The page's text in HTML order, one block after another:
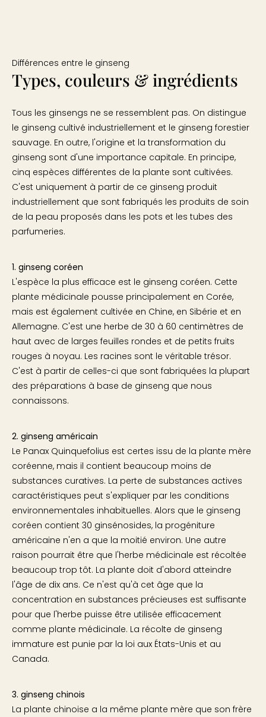
Différences entre le ginseng
Types, couleurs & ingrédients
Tous les ginsengs ne se ressemblent pas. On distingue
le ginseng cultivé industriellement et le ginseng forestier
sauvage. En outre, l'origine et la transformation du
ginseng sont d'une importance capitale. En principe,
cinq espèces différentes de la plante sont cultivées.
C'est uniquement à partir de ce ginseng produit
industriellement que sont fabriqués les produits de soin
de la peau proposés dans les pots et les tubes des
parfumeries.
1. ginseng coréen
L'espèce la plus efficace est le ginseng coréen. Cette
plante médicinale pousse principalement en Corée,
mais est également cultivée en Chine, en Sibérie et en
Allemagne. C'est une herbe de 30 à 60 centimètres de
haut avec de larges feuilles rondes et de petits fruits
rouges à noyau. Les racines sont le véritable trésor.
C'est à partir de celles-ci que sont fabriquées la plupart
des préparations à base de ginseng que nous
connaissons.
2. ginseng américain
Le Panax Quinquefolius est certes issu de la plante mère
coréenne, mais il contient beaucoup moins de
substances curatives. La perte de substances actives
caractéristiques peut s'expliquer par les conditions
environnementales inhabituelles. Alors que le ginseng
coréen contient 30 ginsénosides, la progéniture
américaine n'en a que la moitié environ. Une autre
raison pourrait être que l'herbe médicinale est récoltée
beaucoup trop tôt. La plante doit d'abord atteindre
l'âge de dix ans. Ce n'est qu'à cet âge que la
concentration en substances précieuses est suffisante
pour que l'herbe puisse être utilisée efficacement
comme plante médicinale. La récolte de ginseng
immature est punie par la loi aux États-Unis et au
Canada.
3. ginseng chinois
La plante chinoise a la même plante mère que son frère